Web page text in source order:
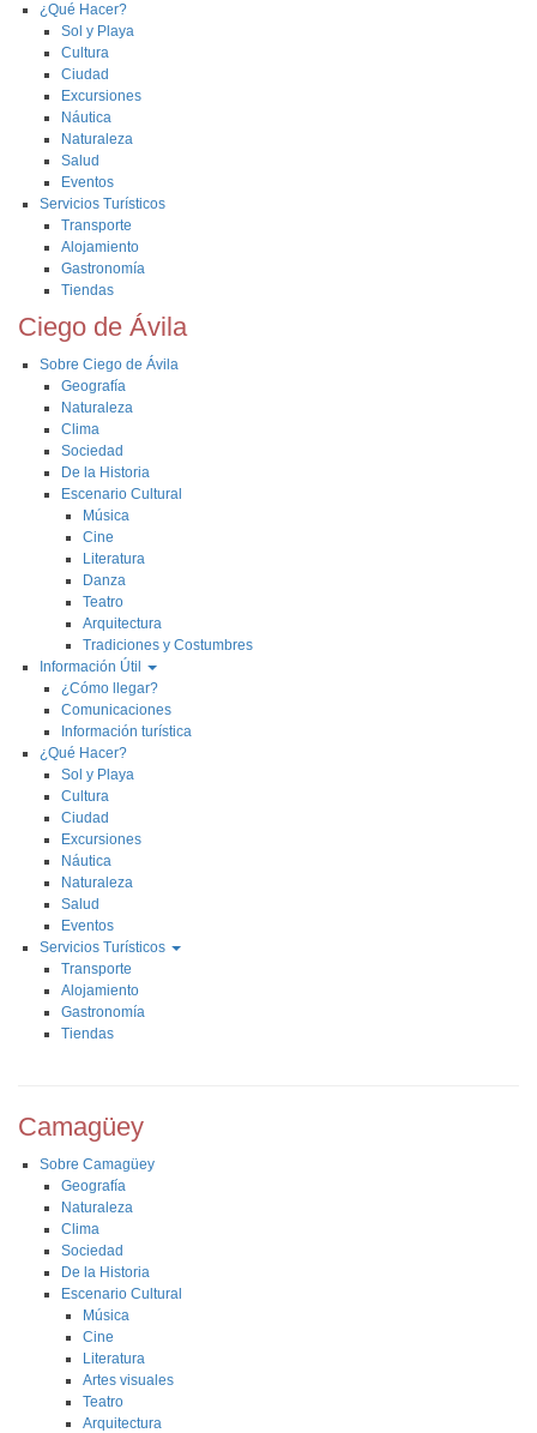
¿Qué Hacer?
Sol y Playa
Cultura
Ciudad
Excursiones
Náutica
Naturaleza
Salud
Eventos
Servicios Turísticos
Transporte
Alojamiento
Gastronomía
Tiendas
Ciego de Ávila
Sobre Ciego de Ávila
Geografía
Naturaleza
Clima
Sociedad
De la Historia
Escenario Cultural
Música
Cine
Literatura
Danza
Teatro
Arquitectura
Tradiciones y Costumbres
Información Útil
¿Cómo llegar?
Comunicaciones
Información turística
¿Qué Hacer?
Sol y Playa
Cultura
Ciudad
Excursiones
Náutica
Naturaleza
Salud
Eventos
Servicios Turísticos
Transporte
Alojamiento
Gastronomía
Tiendas
Camagüey
Sobre Camagüey
Geografía
Naturaleza
Clima
Sociedad
De la Historia
Escenario Cultural
Música
Cine
Literatura
Artes visuales
Teatro
Arquitectura